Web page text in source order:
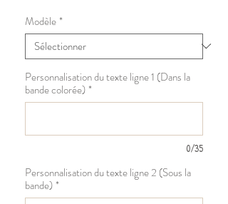
Modèle*
Personnalisation du texte ligne 1 (Dans la
bande colorée)*
0/35
Personnalisation du texte ligne 2 (Sous la
bande)*